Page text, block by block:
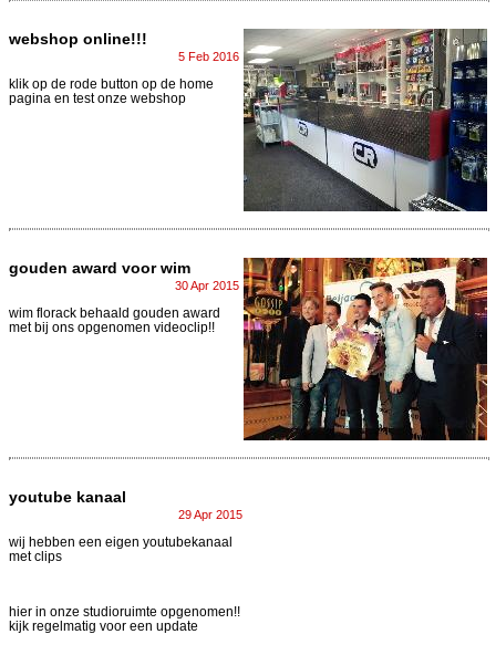
webshop online!!!
5 Feb 2016
klik op de rode button op de home
pagina en test onze webshop
gouden award voor wim
30 Apr 2015
wim florack behaald gouden award
met bij ons opgenomen videoclip!!
youtube kanaal
29 Apr 2015
wij hebben een eigen youtubekanaal
met clips
hier in onze studioruimte opgenomen!!
kijk regelmatig voor een update